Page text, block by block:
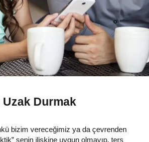
Durmak
bizim vereceğimiz ya da çevrenden
senin ilişkine uygun olmayıp, ters